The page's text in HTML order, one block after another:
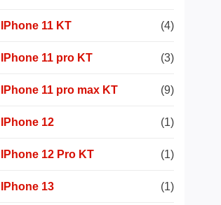
IPhone 11 KT (4)
IPhone 11 pro KT (3)
IPhone 11 pro max KT (9)
IPhone 12 (1)
IPhone 12 Pro KT (1)
IPhone 13 (1)